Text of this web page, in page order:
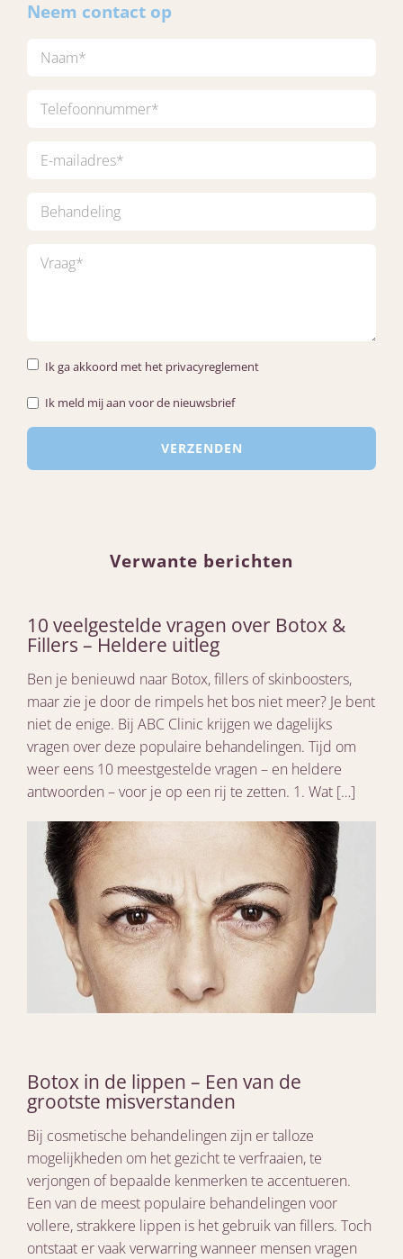
Neem contact op
Ik ga akkoord met het privacyreglement
Ik meld mij aan voor de nieuwsbrief
Verwante berichten
10 veelgestelde vragen over Botox &
Fillers – Heldere uitleg
Ben je benieuwd naar Botox, fillers of skinboosters,
maar zie je door de rimpels het bos niet meer? Je bent
niet de enige. Bij ABC Clinic krijgen we dagelijks
vragen over deze populaire behandelingen. Tijd om
weer eens 10 meestgestelde vragen – en heldere
antwoorden – voor je op een rij te zetten. 1. Wat […]
Botox in de lippen – Een van de
grootste misverstanden
Bij cosmetische behandelingen zijn er talloze
mogelijkheden om het gezicht te verfraaien, te
verjongen of bepaalde kenmerken te accentueren.
Een van de meest populaire behandelingen voor
vollere, strakkere lippen is het gebruik van fillers. Toch
ontstaat er vaak verwarring wanneer mensen vragen